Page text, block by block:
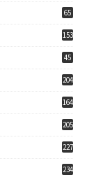
65
153
45
204
164
205
227
234